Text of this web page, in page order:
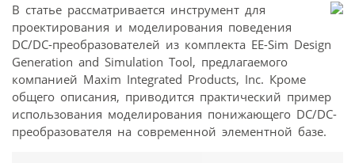
В статье рассматривается инструмент для
проектирования и моделирования поведения
DC/DC-преобразователей из комплекта EE-Sim Design
Generation and Simulation Tool, предлагаемого
компанией Maxim Integrated Products, Inc. Кроме
общего описания, приводится практический пример
использования моделирования понижающего DC/DC-
преобразователя на современной элементной базе.